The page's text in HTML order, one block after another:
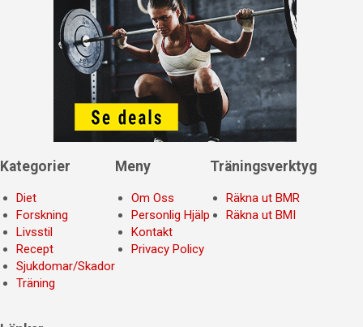
Kategorier
Diet
Forskning
Livsstil
Recept
Sjukdomar/Skador
Träning
Meny
Om Oss
Personlig Hjälp
Kontakt
Privacy Policy
Träningsverktyg
Räkna ut BMR
Räkna ut BMI